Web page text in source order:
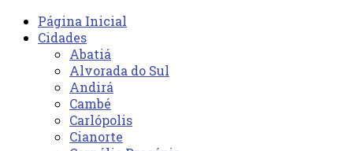
Página Inicial
Cidades
Abatiá
Alvorada do Sul
Andirá
Cambé
Carlópolis
Cianorte